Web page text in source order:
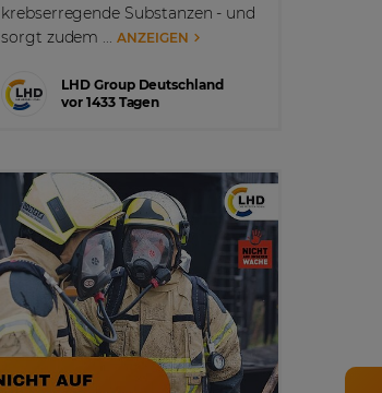
krebserregende Substanzen - und
sorgt zudem ...ANZEIGEN
LHD Group Deutschland
vor 1433 Tagen